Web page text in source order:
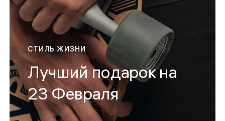
СТИЛЬ ЖИЗНИ
Лучший подарок на
23 Февраля